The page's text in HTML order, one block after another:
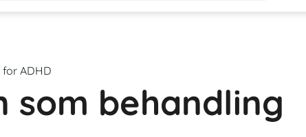
ADHD
som behandling